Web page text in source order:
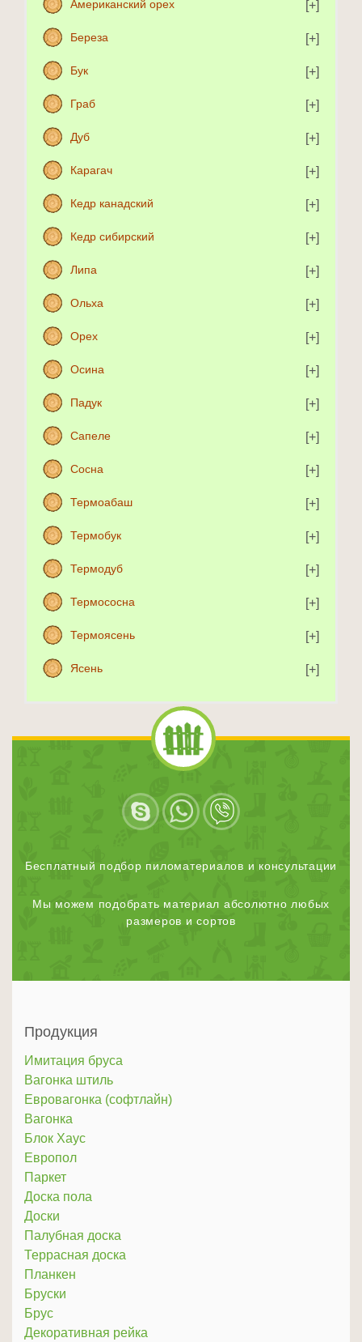
Американский орех
Береза
Бук
Граб
Дуб
Карагач
Кедр канадский
Кедр сибирский
Липа
Ольха
Орех
Осина
Падук
Сапеле
Сосна
Термоабаш
Термобук
Термодуб
Термососна
Термоясень
Ясень
Бесплатный подбор пиломатериалов и консультации
Мы можем подобрать материал абсолютно любых
размеров и сортов
Продукция
Имитация бруса
Вагонка штиль
Евровагонка (софтлайн)
Вагонка
Блок Хаус
Европол
Паркет
Доска пола
Доски
Палубная доска
Террасная доска
Планкен
Бруски
Брус
Декоративная рейка